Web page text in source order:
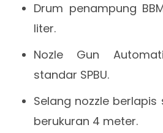
Drum penampung
liter.
Nozle Gun
standar SPBU.
Selang nozzle
berukuran 4 meter.